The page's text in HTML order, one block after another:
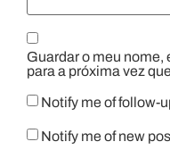
Guardar o meu nome,
para a próxima vez
Notify me of follow-
Notify me of new